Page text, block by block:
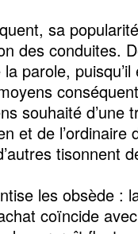
sa
des conduites.
parole,
souhaité d’une
et de l’ordinaire
tisonnent
les obsède :
coïncide